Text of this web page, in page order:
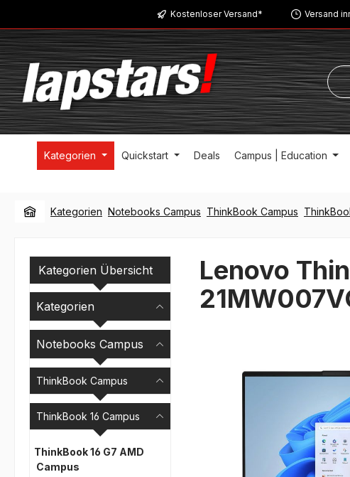
Zur Hauptnavigation springenKostenloser Versand* Versand
Kategorien Quickstart Deals Campus | Education
Kategorien Notebooks Campus ThinkBook Campus
Kategorien Übersicht
Kategorien
Notebooks Campus
ThinkBook Campus
ThinkBook 16 Campus
ThinkBook 16 G7 AMD
Campus
Lenovo